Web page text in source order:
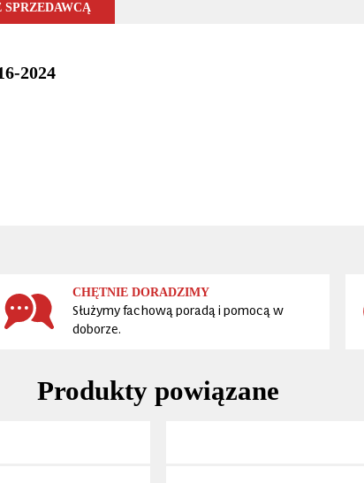
2024
CHĘTNIE DORADZIMY
Służymy fachową poradą i pomocą w
doborze.
Produkty powiązane